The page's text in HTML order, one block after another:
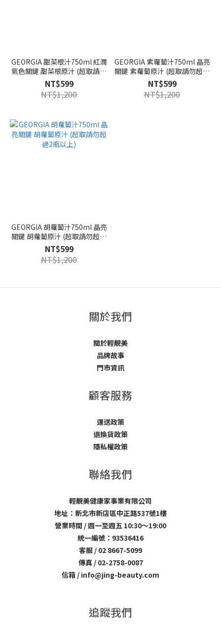
GEORGIA 甜菜根汁750ml 紅潤
氣色關鍵 甜菜根原汁 (超取請勿
超過2瓶以上)
NT$599
NT$1,200
GEORGIA 紫蘿蔔汁750ml 晶亮
關鍵 紫蘿蔔原汁 (超取請勿超過
2瓶以上)
NT$599
NT$1,200
GEORGIA 胡蘿蔔汁750ml 晶亮
關鍵 胡蘿蔔原汁 (超取請勿超過
2瓶以上)
NT$599
NT$1,200
關於我們
關於輕靚美
品牌故事
門市資訊
顧客服務
運送政策
退換貨政策
隱私權政策
聯絡我們
輕靚美健康家事業有限公司
地址：新北市新店區中正路537號1樓
營業時間 / 週一至週五 10:30～19:00
統一編號：93536416
客服 / 02 8667-5099
傳真 / 02-2758-0087
信箱 / info@jing-beauty.com
追蹤我們